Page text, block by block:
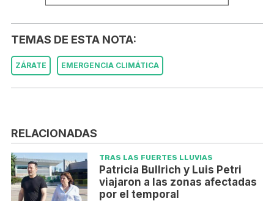
TEMAS DE ESTA NOTA:
ZÁRATE EMERGENCIA CLIMÁTICA
RELACIONADAS
TRAS LAS FUERTES LLUVIAS
Patricia Bullrich y Luis Petri
viajaron a las zonas afectadas
por el temporal